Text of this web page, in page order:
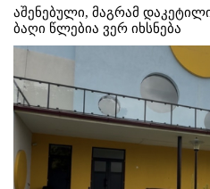
აშენებული, მაგრამ
ბაღი წლებია ვერ იხსნება